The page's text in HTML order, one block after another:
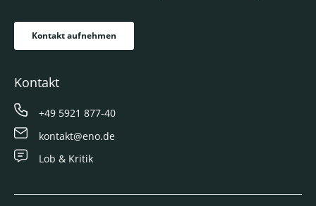
Kontakt aufnehmen
Kontakt
+49 5921 877-40
kontakt@eno.de
Lob & Kritik